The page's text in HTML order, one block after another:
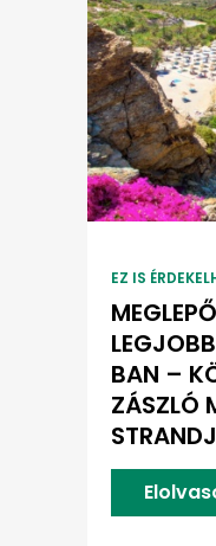
EZ IS
BAN –
ZÁSZLÓ